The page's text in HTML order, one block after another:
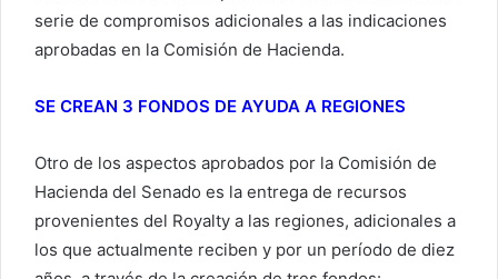
serie de compromisos adicionales a las indicaciones
aprobadas en la Comisión de Hacienda.
SE CREAN 3 FONDOS DE AYUDA A REGIONES
Otro de los aspectos aprobados por la Comisión de
Hacienda del Senado es la entrega de recursos
provenientes del Royalty a las regiones, adicionales a
los que actualmente reciben y por un período de diez